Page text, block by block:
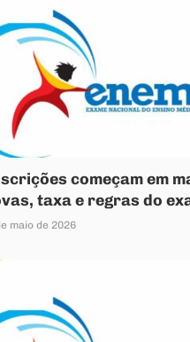
começam em
taxa e regras do
maio de 2026